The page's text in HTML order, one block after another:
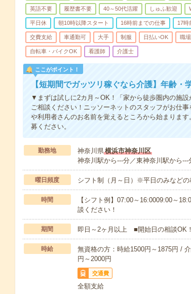
英語不要 履歴書不要 40～50代活躍 しゅふ歓迎
平日休 朝10時以降スタート 16時前までの仕事 17時
交費支給 車通勤可 大手 制服 日払いOK 職
自転車・バイクOK 看護師 介護士
ここがポイント！
【短期間でガッツリ稼ぐなら介護】年齢
▼まずは試しに2カ月～OK！「家から徒歩圏内の施
ご相談ください！ニッソーネットのスタッフがお仕
や利用者さんのお名前を覚えるところから始まりま
募ください。
勤務地 神奈川県横浜市神奈川区
神奈川駅から---分／東神奈川駅から
曜日頻度 シフト制（月～日）※平日のみなど
時間
【シフト例】07:00～16:0009:00～
談ください！
期間 即日～2ヶ月以上 ■開始日の相談OK！
時給
無資格の方：時給1500円～1875円 /
円～2000円
交通費
全額支給